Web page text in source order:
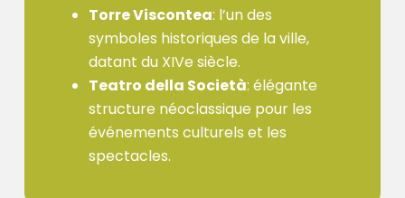
Torre Viscontea: l’un des
symboles historiques de la ville,
datant du XIVe siècle.
Teatro della Società: élégante
structure néoclassique pour les
événements culturels et les
spectacles.